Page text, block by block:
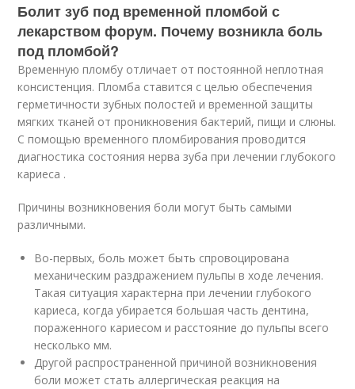
Болит зуб под временной пломбой с
лекарством форум. Почему возникла боль
под пломбой?
Временную пломбу отличает от постоянной неплотная
консистенция. Пломба ставится с целью обеспечения
герметичности зубных полостей и временной защиты
мягких тканей от проникновения бактерий, пищи и слюны.
С помощью временного пломбирования проводится
диагностика состояния нерва зуба при лечении глубокого
кариеса .
Причины возникновения боли могут быть самыми
различными.
Во-первых, боль может быть спровоцирована
механическим раздражением пульпы в ходе лечения.
Такая ситуация характерна при лечении глубокого
кариеса, когда убирается большая часть дентина,
пораженного кариесом и расстояние до пульпы всего
несколько мм.
Другой распространенной причиной возникновения
боли может стать аллергическая реакция на